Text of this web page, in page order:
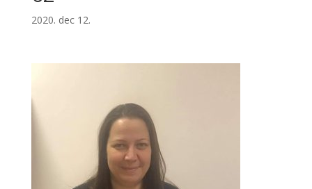
2020. dec 12.